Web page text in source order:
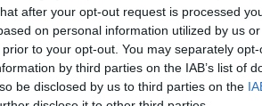
after your opt-out request is processed
on personal information utilized by us
to your opt-out. You may separately
by third parties on the IAB’s list of
be disclosed by us to third parties on the
mivel a Financial Times
ajánlatot kíván tenni a 2.
végső szakaszába érkezik a